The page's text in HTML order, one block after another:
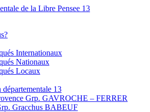
de la Libre Pensee 13
Nationale de la Libre Pensée ni dieu ni
Internationaux
Nationaux
Locaux
départementale 13
Grp. GAVROCHE – FERRER
Gracchus BABEUF